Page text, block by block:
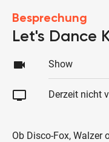
Besprechung
Let's Dance
videocam Show
tv Derzeit nicht
Ob Disco-Fox, Walzer